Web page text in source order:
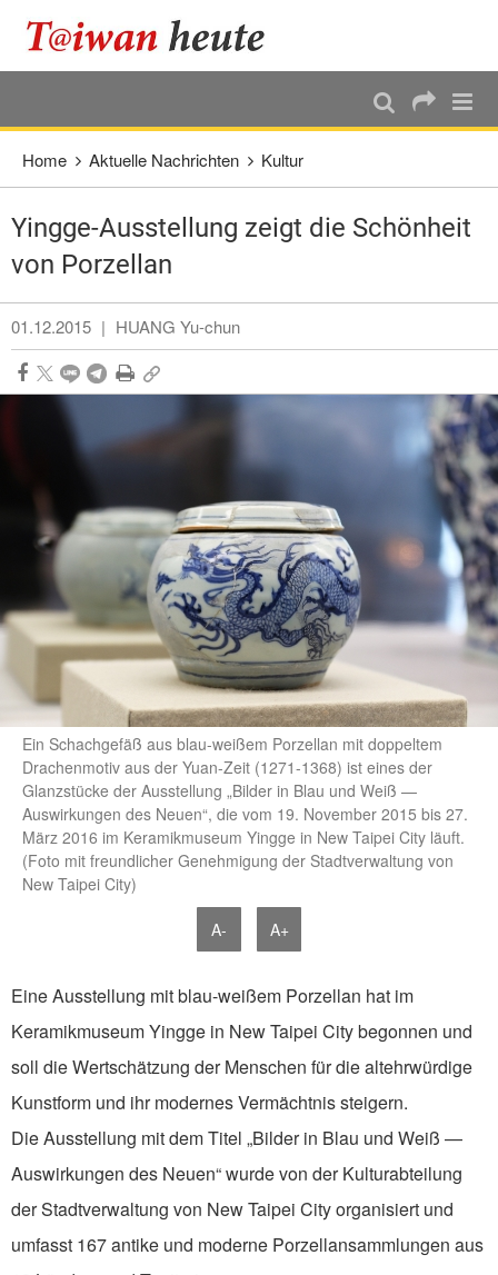
Direkt weiter zum Haupt-Inhalt
Home Aktuelle Nachrichten Kultur
Yingge-Ausstellung zeigt die Schönheit
von Porzellan
01.12.2015 | HUANG Yu-chun
Ein Schachgefäß aus blau-weißem Porzellan mit doppeltem
Drachenmotiv aus der Yuan-Zeit (1271-1368) ist eines der
Glanzstücke der Ausstellung „Bilder in Blau und Weiß —
Auswirkungen des Neuen“, die vom 19. November 2015 bis 27.
März 2016 im Keramikmuseum Yingge in New Taipei City läuft.
(Foto mit freundlicher Genehmigung der Stadtverwaltung von
New Taipei City)
A- A+
Eine Ausstellung mit blau-weißem Porzellan hat im
Keramikmuseum Yingge in New Taipei City begonnen und
soll die Wertschätzung der Menschen für die altehrwürdige
Kunstform und ihr modernes Vermächtnis steigern.
Die Ausstellung mit dem Titel „Bilder in Blau und Weiß —
Auswirkungen des Neuen“ wurde von der Kulturabteilung
der Stadtverwaltung von New Taipei City organisiert und
umfasst 167 antike und moderne Porzellansammlungen aus